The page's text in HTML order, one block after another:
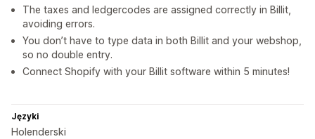
The taxes and ledgercodes are assigned correctly in Billit,
avoiding errors.
You don’t have to type data in both Billit and your webshop,
so no double entry.
Connect Shopify with your Billit software within 5 minutes!
Języki
Holenderski